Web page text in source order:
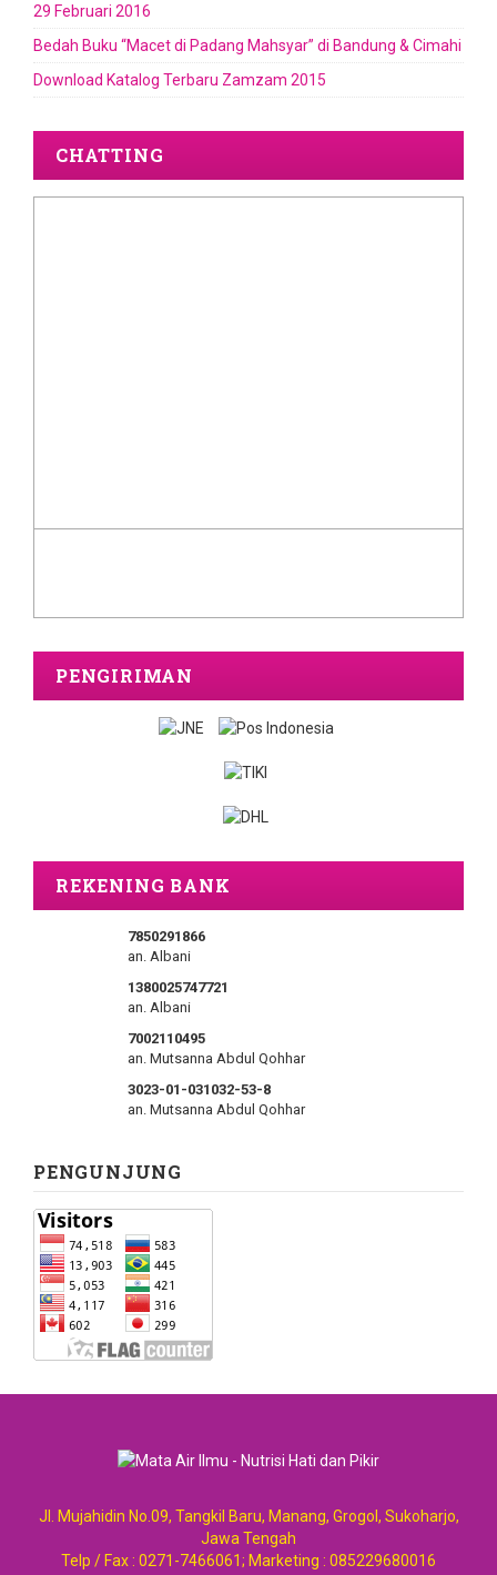
29 Februari 2016
Bedah Buku “Macet di Padang Mahsyar” di Bandung & Cimahi
Download Katalog Terbaru Zamzam 2015
CHATTING
PENGIRIMAN
REKENING BANK
7850291866
an. Albani
1380025747721
an. Albani
7002110495
an. Mutsanna Abdul Qohhar
3023-01-031032-53-8
an. Mutsanna Abdul Qohhar
PENGUNJUNG
Jl. Mujahidin No.09, Tangkil Baru, Manang, Grogol, Sukoharjo,
Jawa Tengah
Telp / Fax : 0271-7466061; Marketing : 085229680016